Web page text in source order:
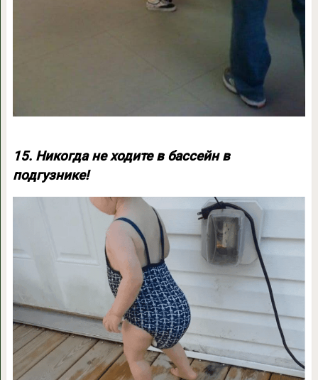
15. Никогда не ходите в бассейн в
подгузнике!